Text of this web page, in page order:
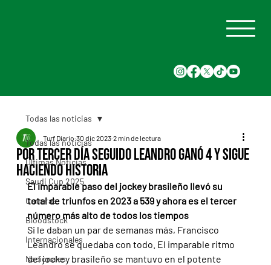
Todas las noticias
Últimas Noticias
Saudi Cup 2025
Carreras
Bloodstock
Internacionales
Nacionales
Todas las noticias
Por tercer día seguido Leandro ganó 4 y sigue
haciendo historia
Turf Diario 30 dic 2023 2 min de lectura
El imparable paso del jockey brasileño llevó su
total de triunfos en 2023 a 539 y ahora es el tercer
número más alto de todos los tiempos
Si le daban un par de semanas más, Francisco
Leandro se quedaba con todo. El imparable ritmo
del jockey brasileño se mantuvo en el potente